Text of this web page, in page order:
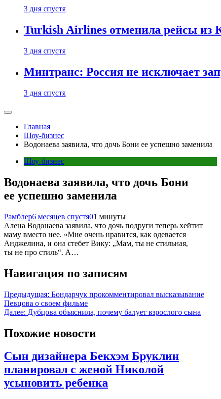
3 дня спустя
Turkish Airlines отменила рейсы из
3 дня спустя
Минтранс: Россия не исключает
3 дня спустя
Главная
Шоу-бизнес
Водонаева заявила, что дочь Бони ее успешно заменила
Шоу-бизнес
Водонаева заявила, что дочь Бони
ее успешно заменила
Рамблер6 месяцев спустя01 минуты
Алена Водонаева заявила, что дочь подруги теперь хейтит
маму вместо нее. «Мне очень нравится, как одевается
Анджелина, и она стебет Вику: „Мам, ты не стильная,
ты не про стиль“. А…
Навигация по записям
Предыдущая: Бондарчук прокомментировал высказывание
Певцова о своем фильме
Далее: Дубцова объяснила, почему балует взрослого сына
Похожие новости
Сын дизайнера Бекхэм Бруклин
планировал с женой Николой
усыновить ребенка